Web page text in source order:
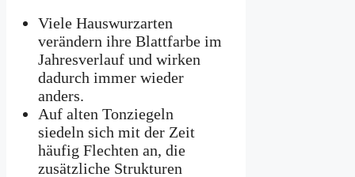
Viele Hauswurzarten
verändern ihre Blattfarbe im
Jahresverlauf und wirken
dadurch immer wieder
anders.
Auf alten Tonziegeln
siedeln sich mit der Zeit
häufig Flechten an, die
zusätzliche Strukturen